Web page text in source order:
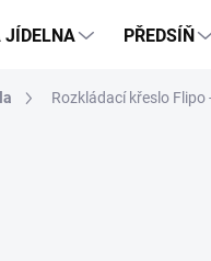
JÍDELNA PŘEDSÍŇ
Rozkládací křeslo Flipo